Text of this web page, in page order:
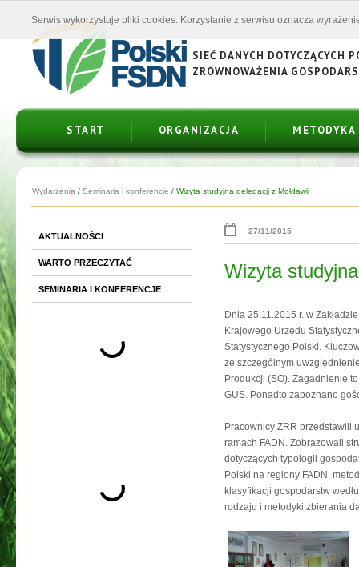
SIEĆ DANYCH DOTYCZĄCYCH
ZRÓWNOWAŻENIA
START ORGANIZACJA METODYKA
Wydarzenia / Seminaria i konferencje / Wizyta studyjna delegacji z Mołdawii
AKTUALNOŚCI
WARTO PRZECZYTAĆ
SEMINARIA I KONFERENCJE
27/11/2015
Wizyta
Dnia 25.11.2015 r. w
Krajowego Urzędu
Statystycznego Polski.
ze szczególnym
Produkcji (SO). Zagadnienie
GUS. Ponadto zapoznano
Pracownicy ZRR przedstawili
ramach FADN. Zobrazowali
dotyczących typologii
Polski na regiony FADN,
klasyfikacji gospodarstw
rodzaju i metodyki zbierania
Serwis wykorzystuje pliki cookies. Korzystanie z serwisu oznacza